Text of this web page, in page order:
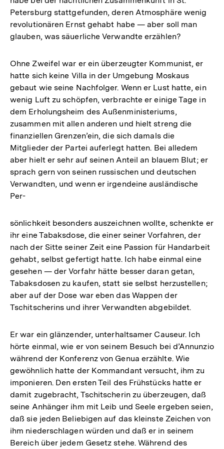
Petersburg stattgefunden, deren Atmosphäre wenig
revolutionären Ernst gehabt habe — aber soll man
glauben, was säuerliche Verwandte erzählen?
Ohne Zweifel war er ein überzeugter Kommunist, er
hatte sich keine Villa in der Umgebung Moskaus
gebaut wie seine Nachfolger. Wenn er Lust hatte, ein
wenig Luft zu schöpfen, verbrachte er einige Tage in
dem Erholungsheim des Außenministeriums,
zusammen mit allen anderen und hielt streng die
finanziellen Grenzen’ein, die sich damals die
Mitglieder der Partei auferlegt hatten. Bei alledem
aber hielt er sehr auf seinen Anteil an blauem Blut; er
sprach gern von seinen russischen und deutschen
Verwandten, und wenn er irgendeine ausländische
Per-
sönlichkeit besonders auszeichnen wollte, schenkte er
ihr eine Tabaksdose, die einer seiner Vorfahren, der
nach der Sitte seiner Zeit eine Passion für Handarbeit
gehabt, selbst gefertigt hatte. Ich habe einmal eine
gesehen — der Vorfahr hätte besser daran getan,
Tabaksdosen zu kaufen, statt sie selbst herzustellen;
aber auf der Dose war eben das Wappen der
Tschitscherins und ihrer Verwandten abgebildet.
Er war ein glänzender, unterhaltsamer Causeur. Ich
hörte einmal, wie er von seinem Besuch bei d’Annunzio
während der Konferenz von Genua erzählte. Wie
gewöhnlich hatte der Kommandant versucht, ihm zu
imponieren. Den ersten Teil des Frühstücks hatte er
damit zugebracht, Tschitscherin zu überzeugen, daß
seine Anhänger ihm mit Leib und Seele ergeben seien,
daß sie jeden Beliebigen auf das kleinste Zeichen von
ihm niederschlagen würden und daß er in seinem
Bereich über jedem Gesetz stehe. Während des